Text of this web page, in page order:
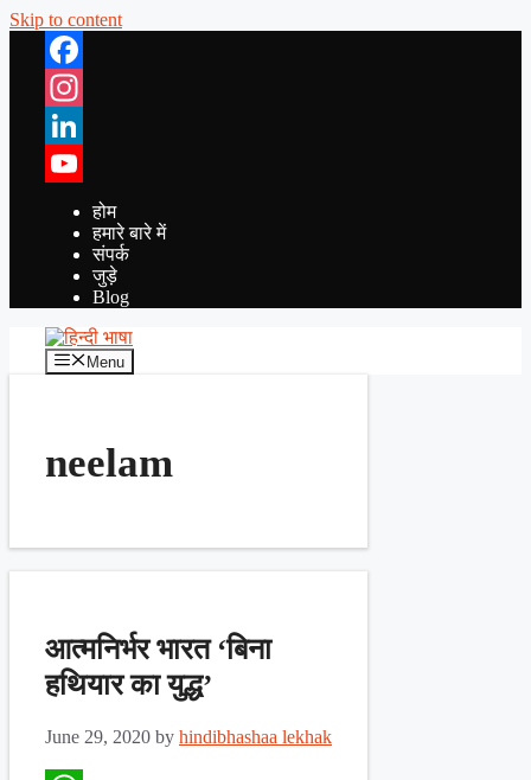
Skip to content
Facebook
Instagram
LinkedIn
YouTube
होम
हमारे बारे में
संपर्क
जुड़े
Blog
Menu
neelam
आत्मनिर्भर भारत ‘बिना
हथियार का युद्ध’
June 29, 2020 by hindibhashaa lekhak